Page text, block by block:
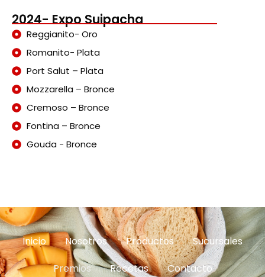
2024- Expo Suipacha
Reggianito- Oro
Romanito- Plata
Port Salut – Plata
Mozzarella – Bronce
Cremoso – Bronce
Fontina – Bronce
Gouda - Bronce
Inicio Nosotros Productos
Sucursales
Premios
Recetas Contacto